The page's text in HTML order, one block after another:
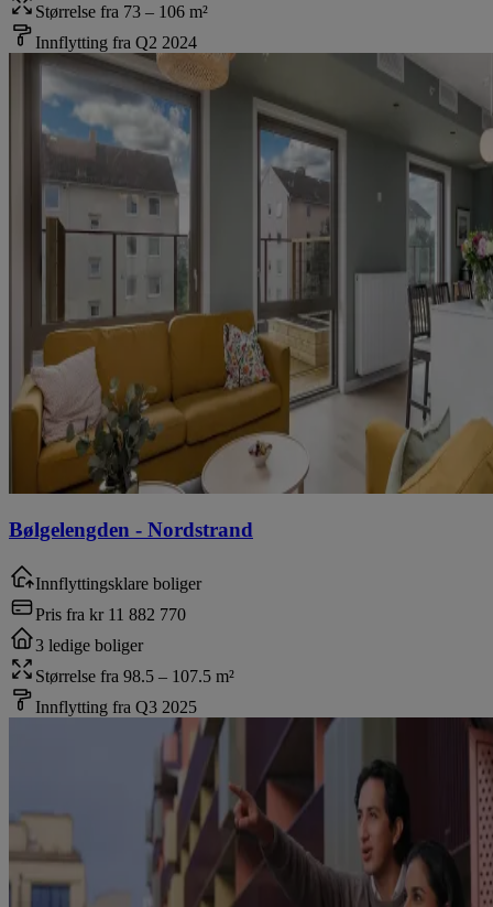
Størrelse fra 73 – 106 m²
Innflytting fra Q2 2024
Bølgelengden - Nordstrand
Innflyttingsklare boliger
Pris fra kr 11 882 770
3 ledige boliger
Størrelse fra 98.5 – 107.5 m²
Innflytting fra Q3 2025